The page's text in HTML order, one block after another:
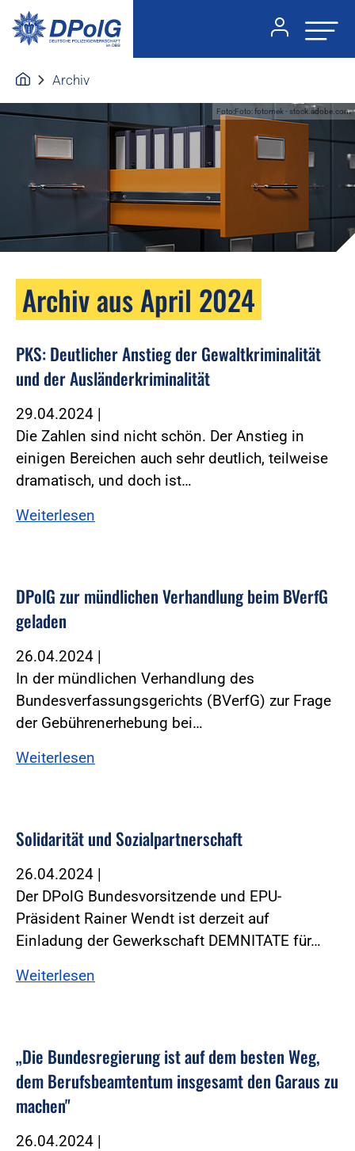
Archiv
Foto:Foto: fotomek - stock.adobe.com
Archiv aus April 2024
PKS: Deutlicher Anstieg der Gewaltkriminalität
und der Ausländerkriminalität
29.04.2024 |
Die Zahlen sind nicht schön. Der Anstieg in
einigen Bereichen auch sehr deutlich, teilweise
dramatisch, und doch ist…
Weiterlesen
DPolG zur mündlichen Verhandlung beim BVerfG
geladen
26.04.2024 |
In der mündlichen Verhandlung des
Bundesverfassungsgerichts (BVerfG) zur Frage
der Gebührenerhebung bei…
Weiterlesen
Solidarität und Sozialpartnerschaft
26.04.2024 |
Der DPolG Bundesvorsitzende und EPU-
Präsident Rainer Wendt ist derzeit auf
Einladung der Gewerkschaft DEMNITATE für…
Weiterlesen
„Die Bundesregierung ist auf dem besten Weg,
dem Berufsbeamtentum insgesamt den Garaus zu
machen"
26.04.2024 |